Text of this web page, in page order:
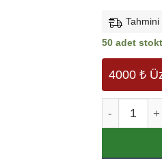
50 adet
4000 ₺
Alternative: